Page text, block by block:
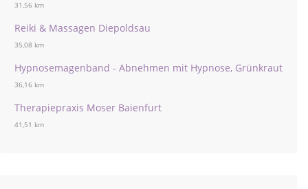
31,56 km
Reiki & Massagen Diepoldsau
35,08 km
Hypnosemagenband - Abnehmen mit Hypnose, Grünkraut
36,16 km
Therapiepraxis Moser Baienfurt
41,51 km